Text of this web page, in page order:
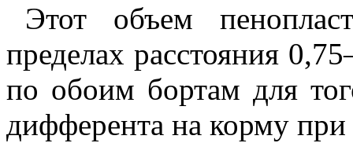
Этот объем
пределах расстояния
по обоим бортам для
дифферента на корму